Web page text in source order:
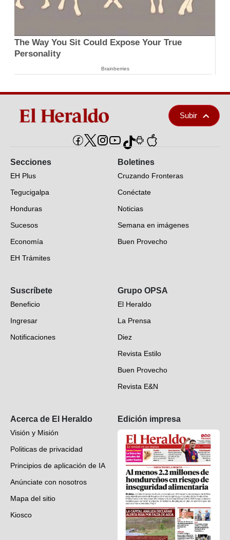
The Way You Sit Could Expose Your True
Personality
Brainberries
Subir
Secciones
EH Plus
Tegucigalpa
Honduras
Sucesos
Economía
EH Trámites
EH Verifica
Fotogalerías
Deportes
Videos
Boletines
Cruzando Fronteras
Conéctate
Noticias
Semana en imágenes
Buen Provecho
Suscríbete
Beneficio
Ingresar
Notificaciones
Grupo OPSA
El Heraldo
La Prensa
Diez
Revista Estilo
Buen Provecho
Revista E&N
Acerca de El Heraldo
Visión y Misión
Politicas de privacidad
Principios de aplicación de IA
Anúnciate con nosotros
Mapa del sitio
Kiosco
Edición impresa